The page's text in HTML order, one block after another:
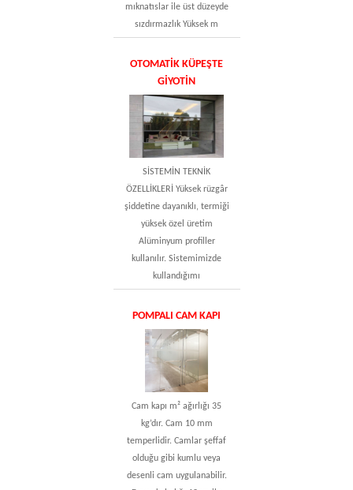
mıknatıslar ile üst düzeyde
sızdırmazlık Yüksek m
OTOMATIK KÜPEŞTE
GIYOTIN
SİSTEMİN TEKNİK
ÖZELLİKLERİ Yüksek rüzgâr
şiddetine dayanıklı, termiği
yüksek özel üretim
Alüminyum profiller
kullanılır. Sistemimizde
kullandığımı
POMPALI CAM KAPI
Cam kapı m² ağırlığı 35
kg’dır. Cam 10 mm
temperlidir. Camlar şeffaf
olduğu gibi kumlu veya
desenli cam uygulanabilir.